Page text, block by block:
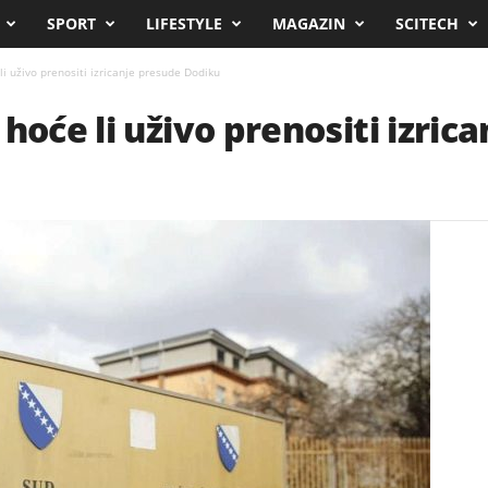
SPORT LIFESTYLE MAGAZIN SCITECH
uživo prenositi izricanje presude Dodiku
li uživo prenositi